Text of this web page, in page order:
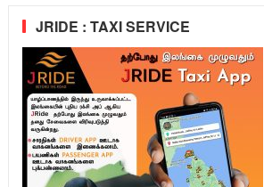
JRIDE : TAXI SERVICE